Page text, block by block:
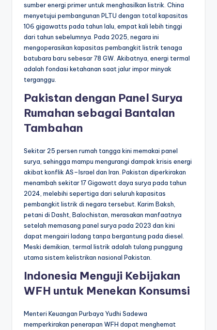
sumber energi primer untuk menghasilkan listrik. China
menyetujui pembangunan PLTU dengan total kapasitas
106 gigawatts pada tahun lalu, empat kali lebih tinggi
dari tahun sebelumnya. Pada 2025, negara ini
mengoperasikan kapasitas pembangkit listrik tenaga
batubara baru sebesar 78 GW. Akibatnya, energi termal
adalah fondasi ketahanan saat jalur impor minyak
terganggu.
Pakistan dengan Panel Surya
Rumahan sebagai Bantalan
Tambahan
Sekitar 25 persen rumah tangga kini memakai panel
surya, sehingga mampu mengurangi dampak krisis energi
akibat konflik AS–Israel dan Iran. Pakistan diperkirakan
menambah sekitar 17 Gigawatt daya surya pada tahun
2024, melebihi sepertiga dari seluruh kapasitas
pembangkit listrik di negara tersebut. Karim Baksh,
petani di Dasht, Balochistan, merasakan manfaatnya
setelah memasang panel surya pada 2023 dan kini
dapat mengairi ladang tanpa bergantung pada diesel.
Meski demikian, termal listrik adalah tulang punggung
utama sistem kelistrikan nasional Pakistan.
Indonesia Menguji Kebijakan
WFH untuk Menekan Konsumsi
Menteri Keuangan Purbaya Yudhi Sadewa
memperkirakan penerapan WFH dapat menghemat